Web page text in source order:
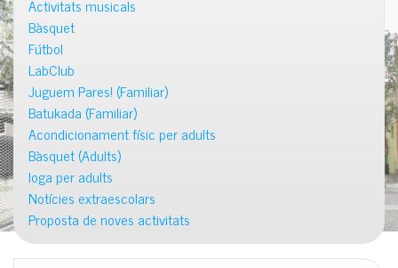
Activitats musicals
Bàsquet
Fútbol
LabClub
Juguem Pares! (Familiar)
Batukada (Familiar)
Acondicionament físic per adults
Bàsquet (Adults)
Ioga per adults
Notícies extraescolars
Proposta de noves activitats